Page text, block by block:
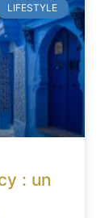
LIFESTYLE
: un